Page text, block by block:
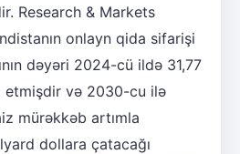
Research & Markets
onlayn qida sifarişi
dəyəri 2024-cü ildə 31,77
və 2030-cu ilə
mürəkkəb artımla
dollara çatacağı